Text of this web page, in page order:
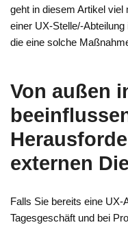
geht in diesem Artikel viel
einer UX-Stelle/-
die eine solche
Von außen
externen
Falls Sie bereits eine UX-
Tagesgeschäft und bei